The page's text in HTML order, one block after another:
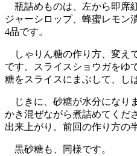
瓶詰めものは、左から即席
ジャーシロップ、蜂蜜レモン
4品です。
しゃりん糖の作り方、変え
です。スライスショウガをゆ
糖をスライスにまぶして、し
じきに、砂糖が水分になり
かき混ぜながら煮詰めてくだ
出来上がり。前回の作り方の
黒砂糖も、同様です。